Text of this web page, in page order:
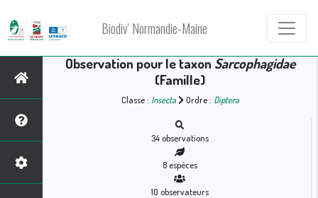
Biodiv' Normandie-Maine
Observation pour le taxon Sarcophagidae
(Famille)
Classe : Insecta Ordre : Diptera
34observations
8espèces
10 observateurs